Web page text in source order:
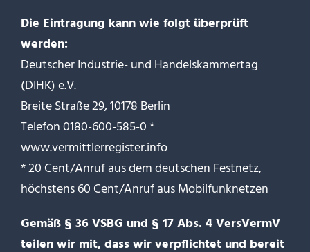
Die Eintragung kann wie folgt überprüft
werden:
Deutscher Industrie- und Handelskammertag
(DIHK) e.V.
Breite Straße 29, 10178 Berlin
Telefon 0180-600-585-0 *
www.vermittlerregister.info
* 20 Cent/Anruf aus dem deutschen Festnetz,
höchstens 60 Cent/Anruf aus Mobilfunknetzen
Gemäß § 36 VSBG und § 17 Abs. 4 VersVermV
teilen wir mit, dass wir verpflichtet und bereit